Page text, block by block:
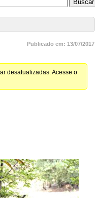
Publicado em: 13/07/2017
desatualizadas. Acesse o